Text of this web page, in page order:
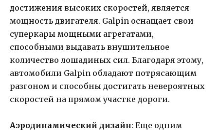
достижения высоких скоростей, является
мощность двигателя. Galpin оснащает свои
суперкары мощными агрегатами,
способными выдавать внушительное
количество лошадиных сил. Благодаря этому,
автомобили Galpin обладают потрясающим
разгоном и способны достигать невероятных
скоростей на прямом участке дороги.
Аэродинамический дизайн: Еще одним